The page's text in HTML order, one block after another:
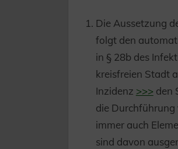
Die Aussetzung
folgt den
in § 28b des
kreisfreien Stadt
Inzidenz >>> den
die
immer auch
sind davon